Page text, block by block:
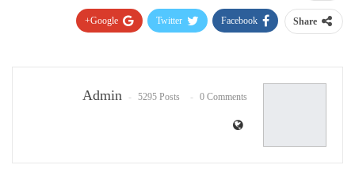
Share
Facebook
Twitter
Google+
Admin 5295 Posts 0 Comments